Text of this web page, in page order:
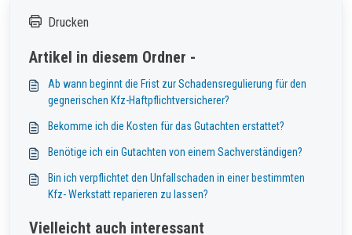
Drucken
Artikel in diesem Ordner -
Ab wann beginnt die Frist zur Schadensregulierung für den
gegnerischen Kfz-Haftpflichtversicherer?
Bekomme ich die Kosten für das Gutachten erstattet?
Benötige ich ein Gutachten von einem Sachverständigen?
Bin ich verpflichtet den Unfallschaden in einer bestimmten
Kfz- Werkstatt reparieren zu lassen?
Vielleicht auch interessant